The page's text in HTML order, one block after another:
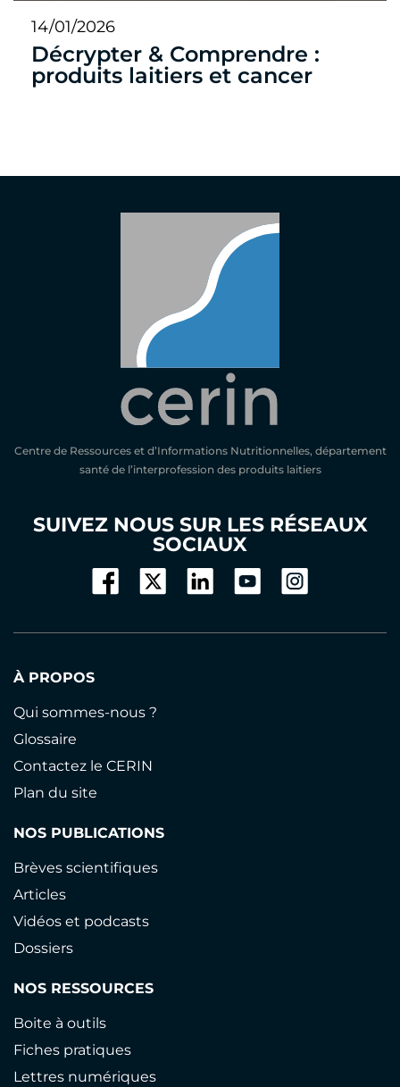
14/01/2026
Décrypter & Comprendre :
produits laitiers et cancer
Centre de Ressources et d’Informations Nutritionnelles, département
santé de l’interprofession des produits laitiers
SUIVEZ NOUS SUR LES RÉSEAUX
SOCIAUX
À PROPOS
Qui sommes-nous ?
Glossaire
Contactez le CERIN
Plan du site
NOS PUBLICATIONS
Brèves scientifiques
Articles
Vidéos et podcasts
Dossiers
NOS RESSOURCES
Boite à outils
Fiches pratiques
Lettres numériques